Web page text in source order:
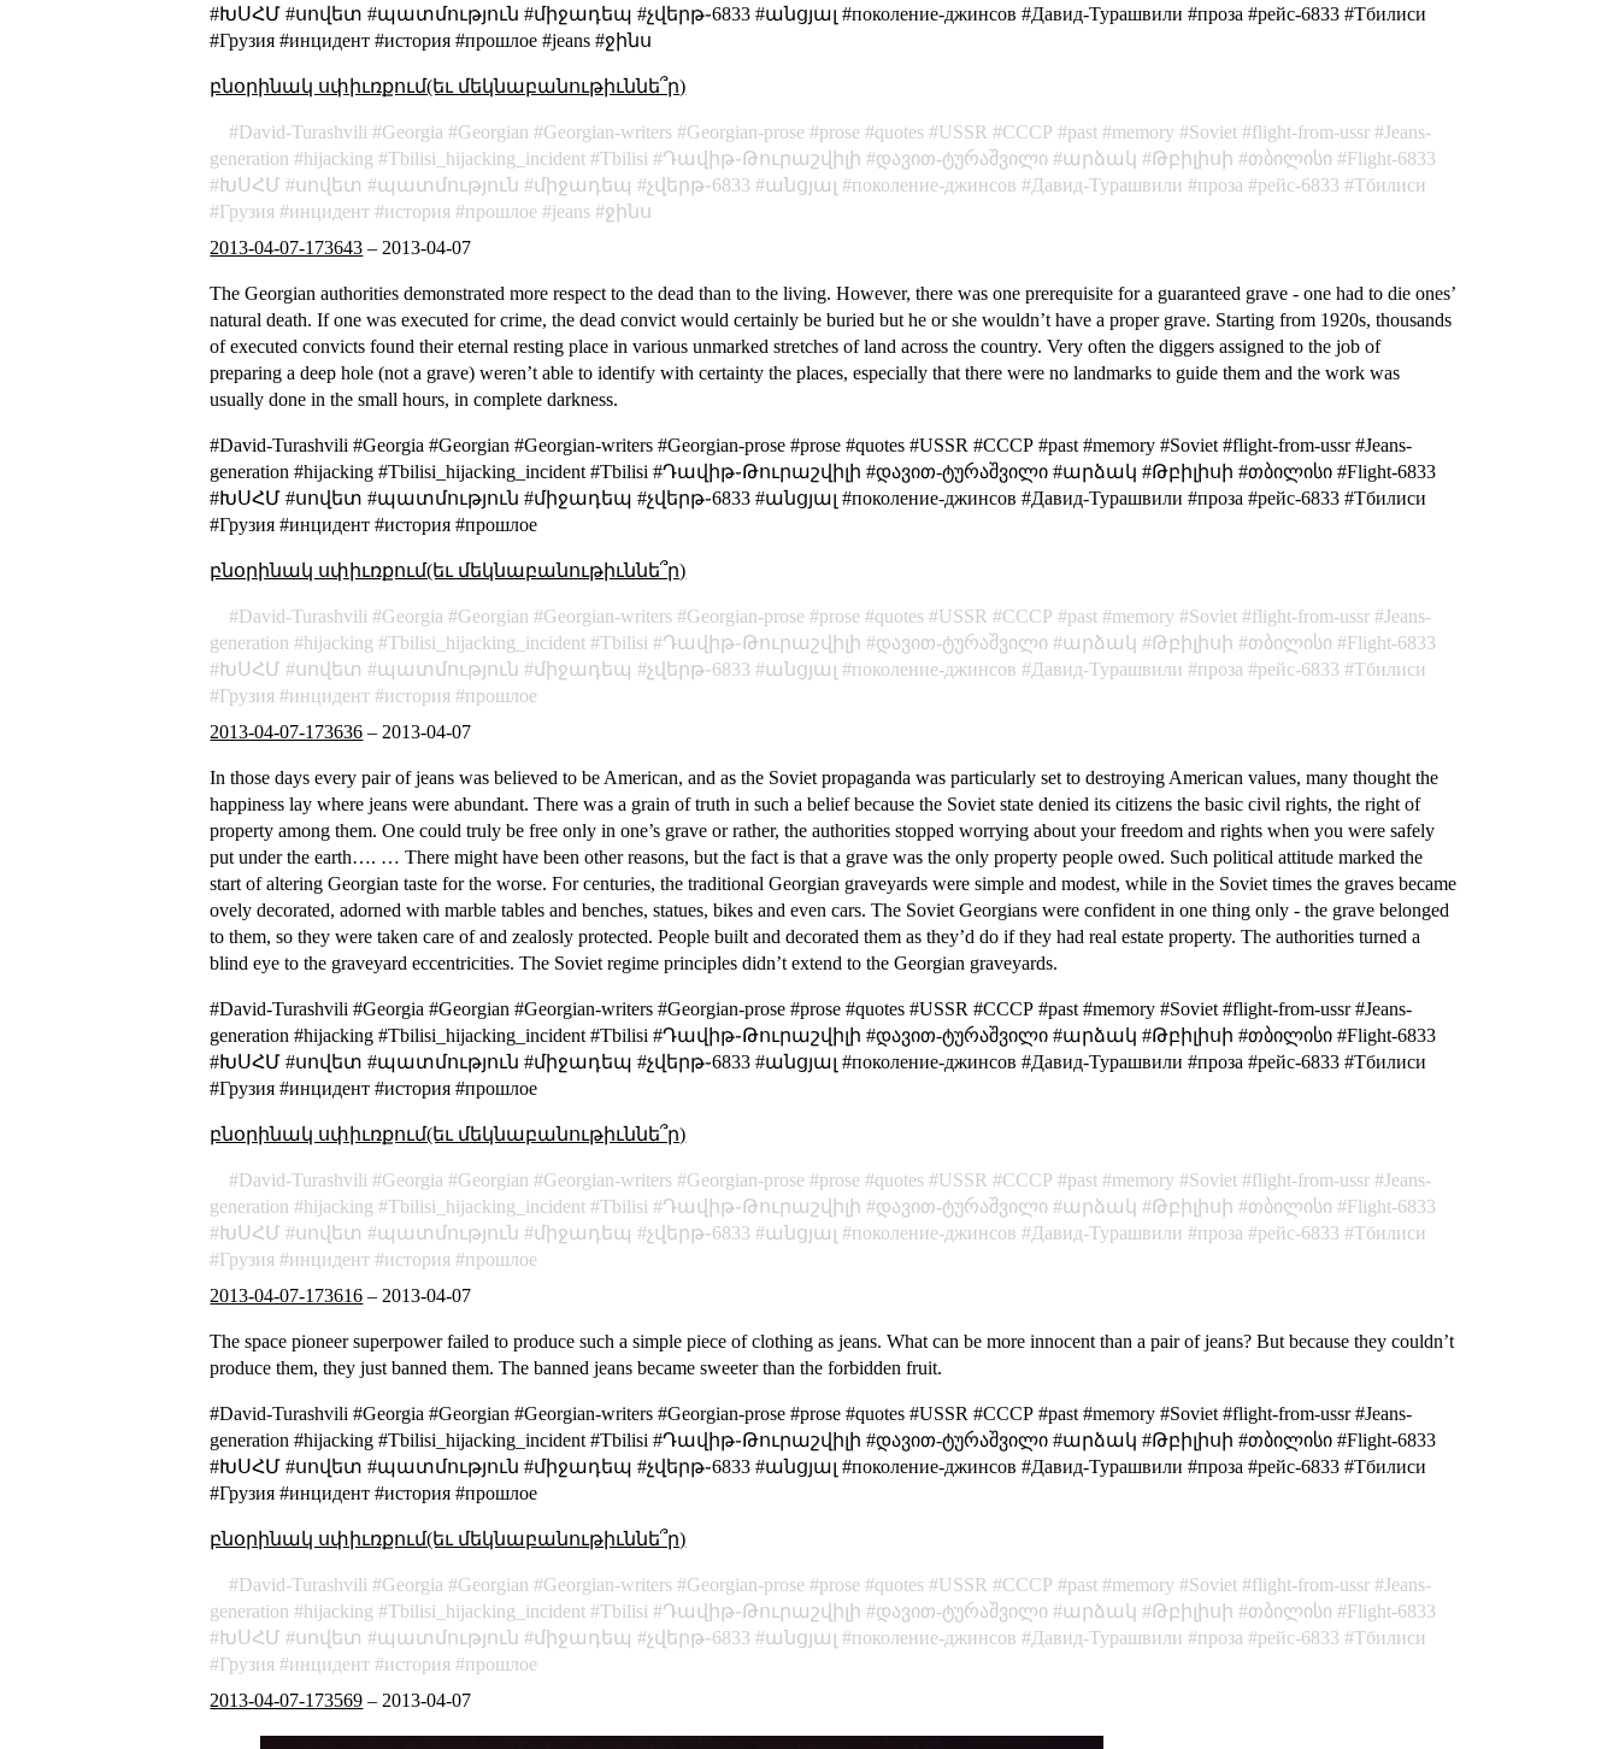
#ԽՍՀՄ #սովետ #պատմություն #միջադեպ #չվերթ֊6833 #անցյալ #поколение-джинсов #Давид-Турашвили #проза #рейс-6833 #Тбилиси
#Грузия #инцидент #история #прошлое #jeans #ջինս
բնօրինակ սփիւռքում(եւ մեկնաբանութիւննե՞ր)
David-Turashvili Georgia Georgian Georgian-writers Georgian-prose prose quotes USSR СССР past memory Soviet flight-from-ussr
Jeans-
generation
hijacking Tbilisi_hijacking_incident Tbilisi Դավիթ֊Թուրաշվիլի დავით-ტურაშვილი արձակ Թբիլիսի თბილისი
Flight-6833
ԽՍՀՄ
սովետ պատմություն միջադեպ չվերթ֊6833 անցյալ поколение-джинсов Давид-Турашвили проза рейс-6833
Тбилиси
Грузия
инцидент история прошлое jeans
ջինս
2013-04-07-173643 – 2013-04-07
The Georgian authorities demonstrated more respect to the dead than to the living. However, there was one prerequisite for a guaranteed grave - one had to die ones’
natural death. If one was executed for crime, the dead convict would certainly be buried but he or she wouldn’t have a proper grave. Starting from 1920s, thousands
of executed convicts found their eternal resting place in various unmarked stretches of land across the country. Very often the diggers assigned to the job of
preparing a deep hole (not a grave) weren’t able to identify with certainty the places, especially that there were no landmarks to guide them and the work was
usually done in the small hours, in complete darkness.
#David-Turashvili #Georgia #Georgian #Georgian-writers #Georgian-prose #prose #quotes #USSR #СССР #past #memory #Soviet #flight-from-ussr #Jeans-
generation #hijacking #Tbilisi_hijacking_incident #Tbilisi #Դավիթ֊Թուրաշվիլի #დავით-ტურაშვილი #արձակ #Թբիլիսի #თბილისი #Flight-6833
#ԽՍՀՄ #սովետ #պատմություն #միջադեպ #չվերթ֊6833 #անցյալ #поколение-джинсов #Давид-Турашвили #проза #рейс-6833 #Тбилиси
#Грузия #инцидент #история #прошлое
բնօրինակ սփիւռքում(եւ մեկնաբանութիւննե՞ր)
David-Turashvili Georgia Georgian Georgian-writers Georgian-prose prose quotes USSR СССР past memory Soviet flight-from-ussr
Jeans-
generation
hijacking Tbilisi_hijacking_incident Tbilisi Դավիթ֊Թուրաշվիլի დავით-ტურაშვილი արձակ Թբիլիսի თბილისი
Flight-6833
ԽՍՀՄ
սովետ պատմություն միջադեպ չվերթ֊6833 անցյալ поколение-джинсов Давид-Турашвили проза рейс-6833
Тбилиси
Грузия
инцидент история
прошлое
2013-04-07-173636 – 2013-04-07
In those days every pair of jeans was believed to be American, and as the Soviet propaganda was particularly set to destroying American values, many thought the
happiness lay where jeans were abundant. There was a grain of truth in such a belief because the Soviet state denied its citizens the basic civil rights, the right of
property among them. One could truly be free only in one’s grave or rather, the authorities stopped worrying about your freedom and rights when you were safely
put under the earth…. … There might have been other reasons, but the fact is that a grave was the only property people owed. Such political attitude marked the
start of altering Georgian taste for the worse. For centuries, the traditional Georgian graveyards were simple and modest, while in the Soviet times the graves became
ovely decorated, adorned with marble tables and benches, statues, bikes and even cars. The Soviet Georgians were confident in one thing only - the grave belonged
to them, so they were taken care of and zealosly protected. People built and decorated them as they’d do if they had real estate property. The authorities turned a
blind eye to the graveyard eccentricities. The Soviet regime principles didn’t extend to the Georgian graveyards.
#David-Turashvili #Georgia #Georgian #Georgian-writers #Georgian-prose #prose #quotes #USSR #СССР #past #memory #Soviet #flight-from-ussr #Jeans-
generation #hijacking #Tbilisi_hijacking_incident #Tbilisi #Դավիթ֊Թուրաշվիլի #დავით-ტურაშვილი #արձակ #Թբիլիսի #თბილისი #Flight-6833
#ԽՍՀՄ #սովետ #պատմություն #միջադեպ #չվերթ֊6833 #անցյալ #поколение-джинсов #Давид-Турашвили #проза #рейс-6833 #Тбилиси
#Грузия #инцидент #история #прошлое
բնօրինակ սփիւռքում(եւ մեկնաբանութիւննե՞ր)
David-Turashvili Georgia Georgian Georgian-writers Georgian-prose prose quotes USSR СССР past memory Soviet flight-from-ussr
Jeans-
generation
hijacking Tbilisi_hijacking_incident Tbilisi Դավիթ֊Թուրաշվիլի დავით-ტურაშვილი արձակ Թբիլիսի თბილისი
Flight-6833
ԽՍՀՄ
սովետ պատմություն միջադեպ չվերթ֊6833 անցյալ поколение-джинсов Давид-Турашвили проза рейс-6833
Тбилиси
Грузия
инцидент история
прошлое
2013-04-07-173616 – 2013-04-07
The space pioneer superpower failed to produce such a simple piece of clothing as jeans. What can be more innocent than a pair of jeans? But because they couldn’t
produce them, they just banned them. The banned jeans became sweeter than the forbidden fruit.
#David-Turashvili #Georgia #Georgian #Georgian-writers #Georgian-prose #prose #quotes #USSR #СССР #past #memory #Soviet #flight-from-ussr #Jeans-
generation #hijacking #Tbilisi_hijacking_incident #Tbilisi #Դավիթ֊Թուրաշվիլի #დავით-ტურაშვილი #արձակ #Թբիլիսի #თბილისი #Flight-6833
#ԽՍՀՄ #սովետ #պատմություն #միջադեպ #չվերթ֊6833 #անցյալ #поколение-джинсов #Давид-Турашвили #проза #рейс-6833 #Тбилиси
#Грузия #инцидент #история #прошлое
բնօրինակ սփիւռքում(եւ մեկնաբանութիւննե՞ր)
David-Turashvili Georgia Georgian Georgian-writers Georgian-prose prose quotes USSR СССР past memory Soviet flight-from-ussr
Jeans-
generation
hijacking Tbilisi_hijacking_incident Tbilisi Դավիթ֊Թուրաշվիլի დავით-ტურაშვილი արձակ Թբիլիսի თბილისი
Flight-6833
ԽՍՀՄ
սովետ պատմություն միջադեպ չվերթ֊6833 անցյալ поколение-джинсов Давид-Турашвили проза рейс-6833
Тбилиси
Грузия
инцидент история
прошлое
2013-04-07-173569 – 2013-04-07